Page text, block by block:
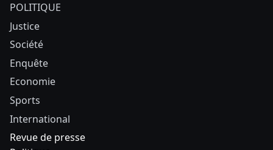
POLITIQUE
Justice
Société
Enquête
Economie
Sports
International
Revue de presse